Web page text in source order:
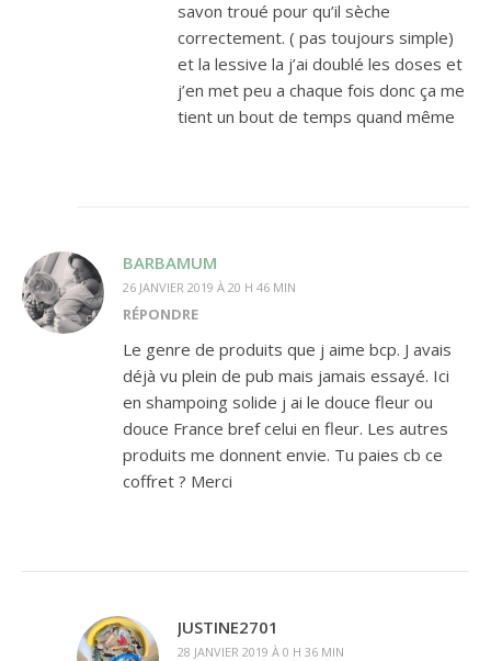
savon troué pour qu’il sèche
correctement. ( pas toujours simple)
et la lessive la j’ai doublé les doses et
j’en met peu a chaque fois donc ça me
tient un bout de temps quand même
BARBAMUM
26 JANVIER 2019 À 20 H 46 MIN
RÉPONDRE
Le genre de produits que j aime bcp. J avais
déjà vu plein de pub mais jamais essayé. Ici
en shampoing solide j ai le douce fleur ou
douce France bref celui en fleur. Les autres
produits me donnent envie. Tu paies cb ce
coffret ? Merci
JUSTINE2701
28 JANVIER 2019 À 0 H 36 MIN